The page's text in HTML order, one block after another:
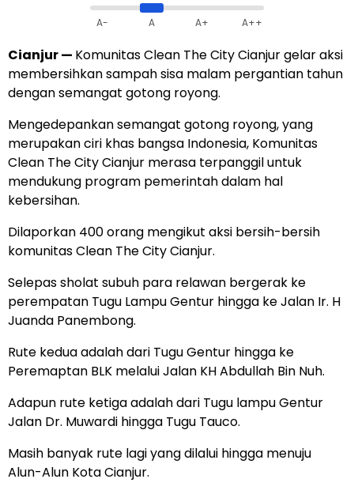
A- A A+ A++
Cianjur— Komunitas Clean The City Cianjur gelar aksi
membersihkan sampah sisa malam pergantian tahun
dengan semangat gotong royong.
Mengedepankan semangat gotong royong, yang
merupakan ciri khas bangsa Indonesia, Komunitas
Clean The City Cianjur merasa terpanggil untuk
mendukung program pemerintah dalam hal
kebersihan.
Dilaporkan 400 orang mengikut aksi bersih-bersih
komunitas Clean The City Cianjur.
Selepas sholat subuh para relawan bergerak ke
perempatan Tugu Lampu Gentur hingga ke Jalan Ir. H
Juanda Panembong.
Rute kedua adalah dari Tugu Gentur hingga ke
Peremaptan BLK melalui Jalan KH Abdullah Bin Nuh.
Adapun rute ketiga adalah dari Tugu lampu Gentur
Jalan Dr. Muwardi hingga Tugu Tauco.
Masih banyak rute lagi yang dilalui hingga menuju
Alun-Alun Kota Cianjur.